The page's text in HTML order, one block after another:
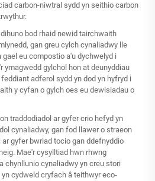
carbon-niwtral sydd yn seithio carbon
bod rhaid newid tairchwaith
gan greu cylch cynaliadwy lle
eu compostio a'u dychwelyd i
ymagwedd gylchol hon at deunyddiau
adferol sydd yn dod yn hyfryd i
y cyfan o gylch oes eu dewisiadau o
traddodiadol ar gyfer crio hefyd yn
cynaliadwy, gan fod llawer o straeon
gyfer bwriad tocio gan ddefnyddio
Mae'r cysylltiad hwn rhwng
chynllunio cynaliadwy yn creu stori
cydweld cryfach â teithwyr eco-